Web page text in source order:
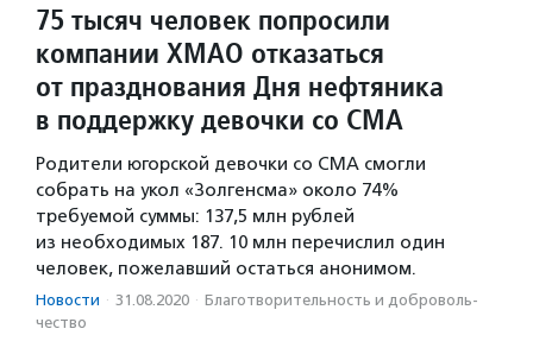
75 тысяч человек попросили
компании ХМАО отказаться
от празднования Дня нефтяника
в поддержку девочки со СМА
Родители югорской девочки со СМА смогли
собрать на укол «Золгенсма» около 74%
требуемой суммы: 137,5 млн рублей
из необходимых 187. 10 млн перечислил один
человек, пожелавший остаться анонимом.
Новости · 31.08.2020 · Благотвори­тель­ность и доброволь­
чест­во